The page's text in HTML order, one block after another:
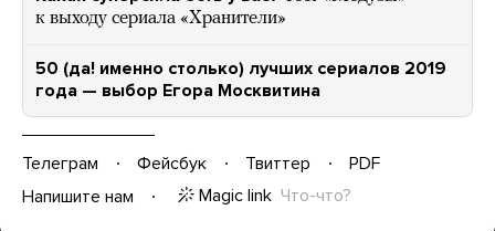
к выходу сериала «Хранители»
50 (да! именно столько) лучших сериалов 2019
года — выбор Егора Москвитина
Телеграм Фейсбук Твиттер
PDF
Напишите нам
Magic link Что-что?